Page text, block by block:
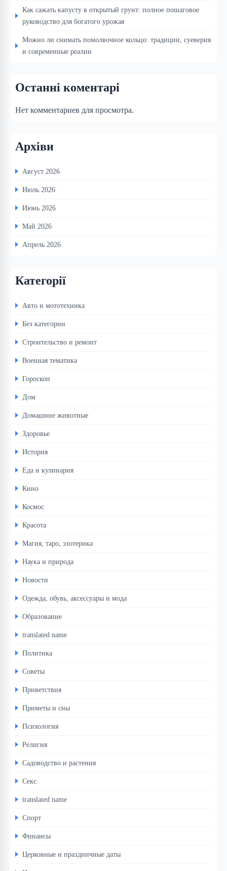
Как сажать капусту в открытый грунт: полное пошаговое
руководство для богатого урожая
Можно ли снимать помолвочное кольцо: традиции, суеверия
и современные реалии
Останні коментарі
Нет комментариев для просмотра.
Архіви
Август 2026
Июль 2026
Июнь 2026
Май 2026
Апрель 2026
Категорії
Авто и мототехника
Без категории
Строительство и ремонт
Военная тематика
Гороскоп
Дом
Домашние животные
Здоровье
История
Еда и кулинария
Кино
Космос
Красота
Магия, таро, эзотерика
Наука и природа
Новости
Одежда, обувь, аксессуары и мода
Образование
translated name
Политика
Советы
Приветствия
Приметы и сны
Психология
Религия
Садоводство и растения
Секс
translated name
Спорт
Финансы
Церковные и праздничные даты